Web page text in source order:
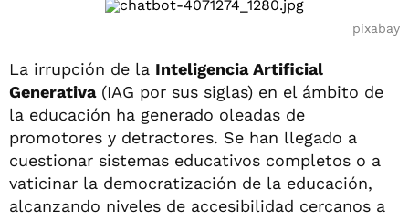
pixabay
La irrupción de la Inteligencia Artificial
Generativa(IAG por sus siglas) en el ámbito de
la educación ha generado oleadas de
promotores y detractores. Se han llegado a
cuestionar sistemas educativos completos o a
vaticinar la democratización de la educación,
alcanzando niveles de accesibilidad cercanos a